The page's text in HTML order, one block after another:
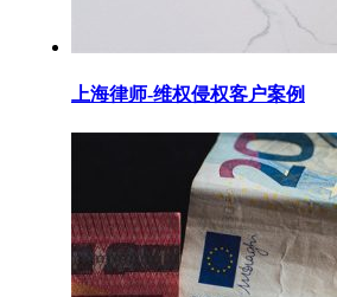
上海律师-维权侵权客户案例